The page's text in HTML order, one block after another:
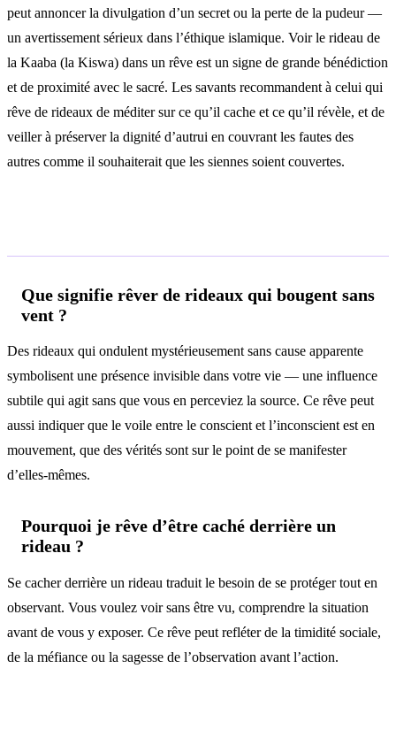
peut annoncer la divulgation d’un secret ou la perte de la pudeur —
un avertissement sérieux dans l’éthique islamique. Voir le rideau de
la Kaaba (la Kiswa) dans un rêve est un signe de grande bénédiction
et de proximité avec le sacré. Les savants recommandent à celui qui
rêve de rideaux de méditer sur ce qu’il cache et ce qu’il révèle, et de
veiller à préserver la dignité d’autrui en couvrant les fautes des
autres comme il souhaiterait que les siennes soient couvertes.
Que signifie rêver de rideaux qui bougent sans
vent ?
Des rideaux qui ondulent mystérieusement sans cause apparente
symbolisent une présence invisible dans votre vie — une influence
subtile qui agit sans que vous en perceviez la source. Ce rêve peut
aussi indiquer que le voile entre le conscient et l’inconscient est en
mouvement, que des vérités sont sur le point de se manifester
d’elles-mêmes.
Pourquoi je rêve d’être caché derrière un
rideau ?
Se cacher derrière un rideau traduit le besoin de se protéger tout en
observant. Vous voulez voir sans être vu, comprendre la situation
avant de vous y exposer. Ce rêve peut refléter de la timidité sociale,
de la méfiance ou la sagesse de l’observation avant l’action.